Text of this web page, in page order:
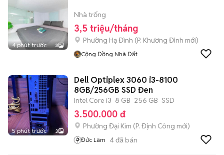
4 phút trước 3
Nhà trống
3,5 triệu/tháng
Phường Hạ Đình (P. Khương Đình mới)
Cộng Đồng Nhà Đất
5 phút trước 3
Dell Optiplex 3060 i3-8100
8GB/256GB SSD Đen
Intel Core i3 8 GB 256 GB SSD
3.500.000 đ
Phường Đại Kim (P. Định Công mới)
Đức Lâm 4đã bán